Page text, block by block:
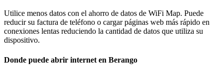
Utilice menos datos con el ahorro de datos de WiFi Map. Puede
reducir su factura de teléfono o cargar páginas web más rápido en
conexiones lentas reduciendo la cantidad de datos que utiliza su
dispositivo.
Donde puede abrir internet en Berango